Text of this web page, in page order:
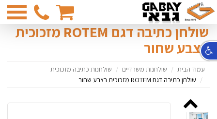
03-
6831374
שולחן כתיבה דגם ROTEM מזכוכית
בצבע שחור
עמוד הבית שולחנות משרדיים
שולחנות כתיבה מזכוכית
שולחן כתיבה דגם ROTEM מזכוכית בצבע שחור